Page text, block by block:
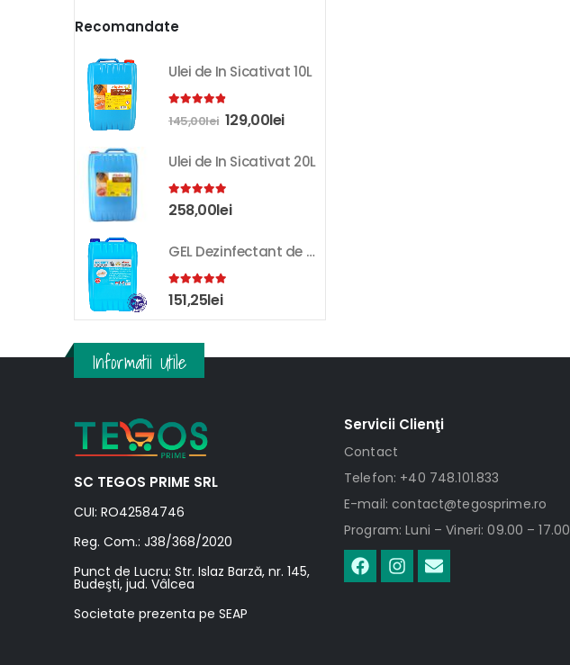
Recomandate
Ulei de In Sicativat 10L
out of 5
145,00lei 129,00lei
Ulei de In Sicativat 20L
5.00out of 5
258,00lei
GEL Dezinfectant de Maini K-SEPT 10L
5.00out of 5
151,25lei
Informatii Utile
SC TEGOS PRIME SRL
CUI: RO42584746
Reg. Com.: J38/368/2020
Punct de Lucru: Str. Islaz Barză, nr. 145,
Budeşti, jud. Vâlcea
Societate prezenta pe SEAP
Servicii Clienţi
Contact
Telefon: +40 748.101.833
E-mail: contact@tegosprime.ro
Program: Luni – Vineri: 09.00 – 17.00